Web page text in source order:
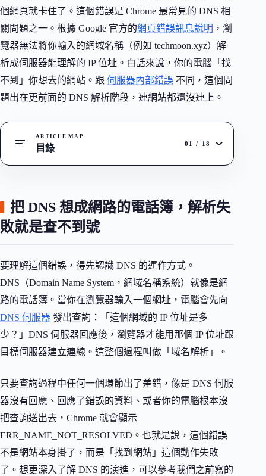
個網頁就卡住了。這個錯誤是 Chrome 最常見的 DNS 相
關問題之一。根據 Google 官方的網頁錯誤訊息說明 ，瀏
覽器無法將你輸入的網域名稱（例如 techmoon.xyz）解
析成伺服器能理解的 IP 位址。白話來說，你的電腦「找
不到」你想去的網站。跟 伺服器內部錯誤 不同，這個問
題出在更前面的 DNS 解析階段，連網站都還沒連上。
ARTICLE MAP
目錄 01 / 18
把 DNS 想成網路的電話簿，解析失
敗就是查不到號
要理解這個錯誤，得先認識 DNS 的運作方式。
DNS（Domain Name System，網域名稱系統）就像是網
路的電話簿。當你在瀏覽器輸入一個網址，電腦會先向
DNS 伺服器 發出查詢：「這個網域的 IP 位址是多
少？」DNS 伺服器回應後，瀏覽器才能用那個 IP 位址跟
目標伺服器建立連線。這整個過程叫做「域名解析」。
只要查詢過程中任何一個環節出了差錯，像是 DNS 伺服
器沒有回應、回應了錯誤的資料、或者你的電腦根本沒
把查詢送出去，Chrome 就會顯示
ERR_NAME_NOT_RESOLVED。也就是說，這個錯誤
不是網站本身掛了，而是「找到網站」這個動作失敗
了。想更深入了解 DNS 的演進，可以參考我們之前寫的